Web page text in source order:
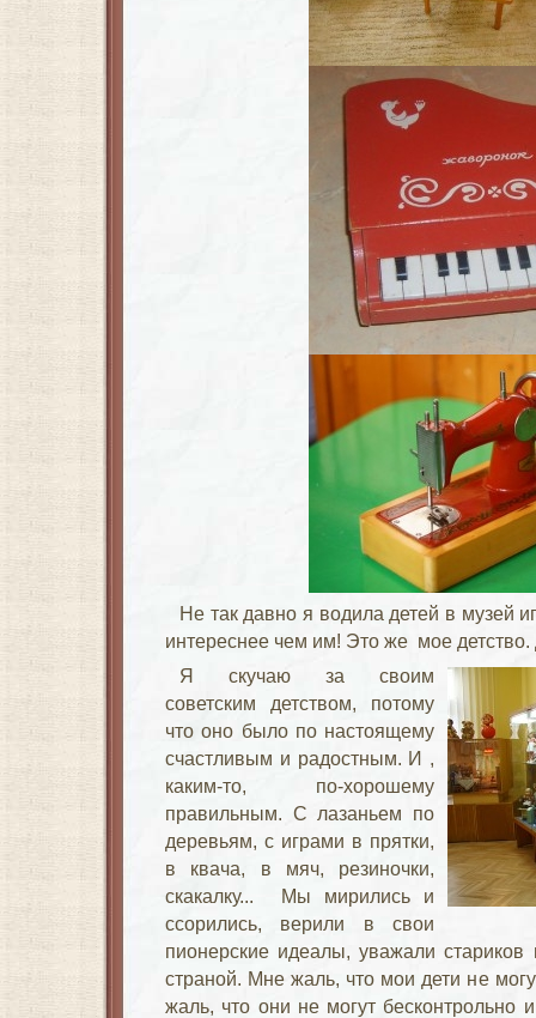
Не так давно я водила детей в музей
интереснее чем им! Это же мое детство.
Я скучаю за своим
советским детством, потому
что оно было по настоящему
счастливым и радостным. И ,
каким-то, по-хорошему
правильным. С лазаньем по
деревьям, с играми в прятки,
в квача, в мяч, резиночки,
скакалку... Мы мирились и
ссорились, верили в свои
пионерские идеалы, уважали стариков
страной. Мне жаль, что мои дети не
жаль, что они не могут бесконтрольно